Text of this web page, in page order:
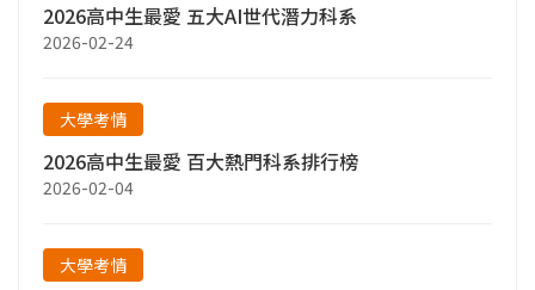
2026高中生最愛 五大AI世代潛力科系
2026-02-24
大學考情
2026高中生最愛 百大熱門科系排行榜
2026-02-04
大學考情